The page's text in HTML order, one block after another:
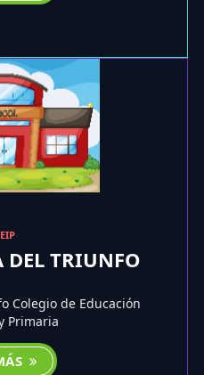
TRIUNFO
Colegio de Educación
Primaria